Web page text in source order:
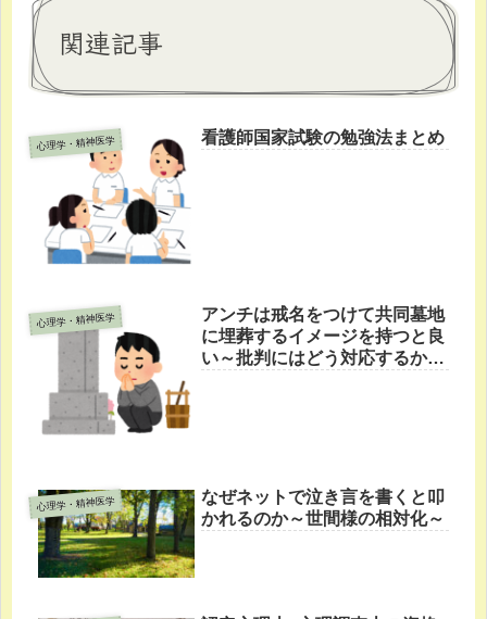
関連記事
心理学・精神医学 看護師国家試験の勉強法まとめ
心理学・精神医学
アンチは戒名をつけて共同墓地
に埋葬するイメージを持つと良
い～批判にはどう対応するか？
心理学・精神医学
なぜネットで泣き言を書くと叩
かれるのか～世間様の相対化～